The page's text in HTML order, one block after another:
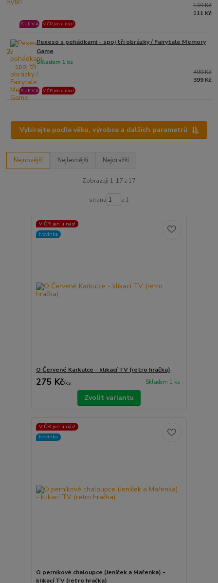
S L E V A V ČR jen u nás!
139 Kč
111 Kč
2.
Pexeso s pohádkami - spoj tři obrázky / Fairytale Memory
Game
Skladem 1 ks
S L E V A V ČR jen u nás!
499 Kč
399 Kč
Vybírejte podle věku, výrobce a dalších parametrů
Nejnovější Nejlevnější Nejdražší
Zobrazuji 1-17 z 17
strana z 1
V ČR jen u nás!
Novinka
O Červené Karkulce - klikací TV (retro hračka)
275 Kč/ks Skladem 1 ks
Zvolit variantu
V ČR jen u nás!
Novinka
O perníkové chaloupce (Jeníček a Mařenka) -
klikací TV (retro hračka)